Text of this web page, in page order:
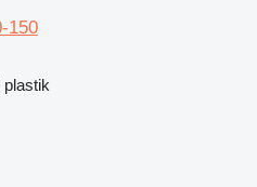
150
plastik